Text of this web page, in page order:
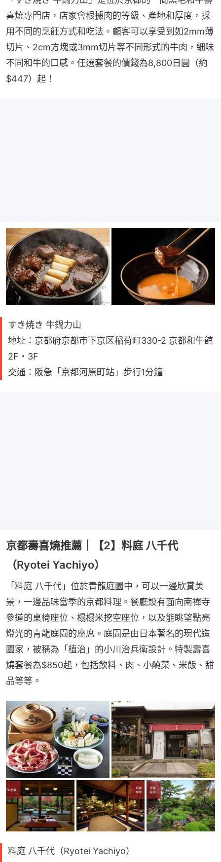
喜燒專門店，店家會根據肉的等級、產地和厚度，採
用不同的烹飪方式和吃法。顧客可以享受到如2mm薄
切片、2cm方塊或3mm切片等不同形式的牛肉，細味
不同和牛的口感。任選套餐的價錢為8,800日圓（約
$447）起！
すき焼き 牛鍋力山
地址：京都府京都市下京区稲荷町330-2 京都和牛館
2F・3F
交通：阪急「京都河原町站」步行1分鐘
京都壽喜燒推薦｜【2】料庭 八千代
（Ryotei Yachiyo）
「料庭 八千代」位於青龍庭園中，可以一邊欣賞美
景，一邊品味當季的京都料理。餐廳設有面向南禪寺
參道的桌椅座位、榻榻米挖空座位，以及能眺望點亮
燈光的青龍庭園的座席。庭園是由日本著名的現代造
園家，被稱為「植治」的小川治兵衛設計。特製壽喜
燒套餐為$850起，包括飲料、肉、小醃菜、米飯、甜
品等等。
料庭 八千代（Ryotei Yachiyo）